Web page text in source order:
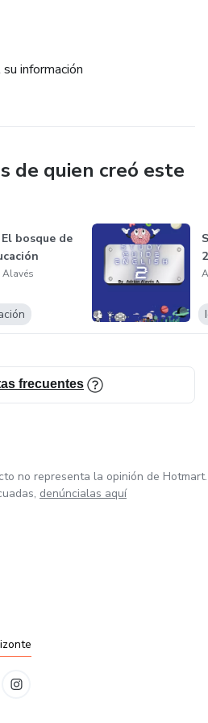
información
de quien creó este
bosque de
2
frecuentes
no representa la opinión de Hotmart.
denúncialas aquí